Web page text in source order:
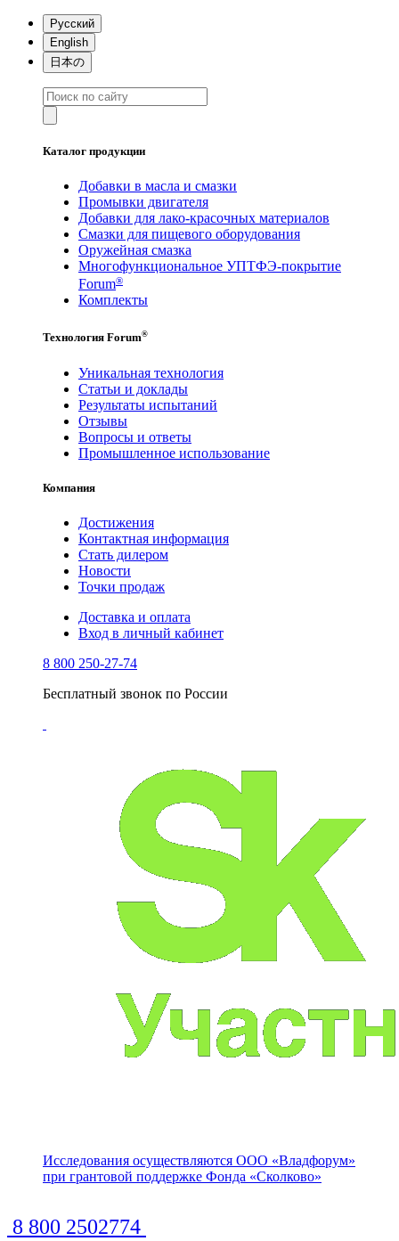
Русский
English
日本の
Каталог продукции
Добавки в масла и смазки
Промывки двигателя
Добавки для лако-красочных материалов
Смазки для пищевого оборудования
Оружейная смазка
Многофункциональное УПТФЭ-покрытие
Forum®
Комплекты
Технология Forum®
Уникальная технология
Статьи и доклады
Результаты испытаний
Отзывы
Вопросы и ответы
Промышленное использование
Компания
Достижения
Контактная информация
Стать дилером
Новости
Точки продаж
Доставка и оплата
Вход в личный кабинет
8 800 250-27-74
Бесплатный звонок по России
Исследования осуществляются ООО «Владфорум»
при грантовой поддержке Фонда «Сколково»
8 800 2502774